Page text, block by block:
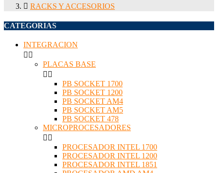
 RACKS Y ACCESORIOS
CATEGORIAS
INTEGRACION
 
PLACAS BASE
 
PB SOCKET 1700
PB SOCKET 1200
PB SOCKET AM4
PB SOCKET AM5
PB SOCKET 478
MICROPROCESADORES
 
PROCESADOR INTEL 1700
PROCESADOR INTEL 1200
PROCESADOR INTEL 1851